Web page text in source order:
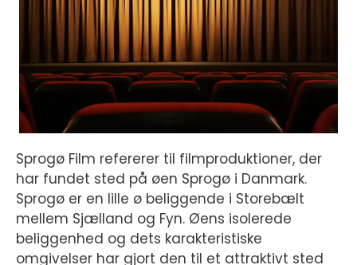
Sprogø Film refererer til filmproduktioner, der
har fundet sted på øen Sprogø i Danmark.
Sprogø er en lille ø beliggende i Storebælt
mellem Sjælland og Fyn. Øens isolerede
beliggenhed og dets karakteristiske
omgivelser har gjort den til et attraktivt sted